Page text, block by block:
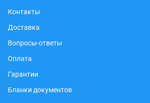
Контакты
Доставка
Вопросы-ответы
Оплата
Гарантии
Бланки документов